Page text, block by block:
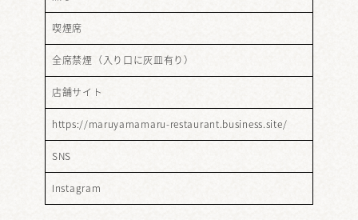
喫煙席
全席禁煙（入り口に灰皿有り）
店舗サイト
https://maruyamamaru-restaurant.business.site/
SNS
Instagram